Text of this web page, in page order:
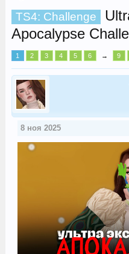
TS4: Challenge
Apocalypse
1 2 3 4 5 6 → 9
8 ноя 2025